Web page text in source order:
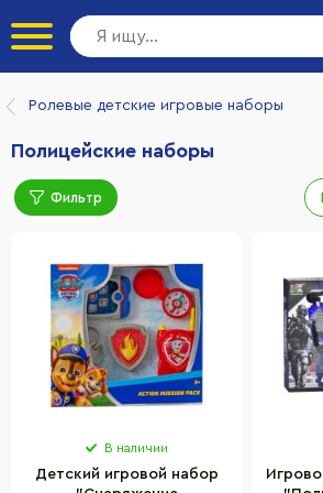
Ролевые детские игровые наборы
Полицейские наборы
Фильтр
В наличии
Детский игровой набор